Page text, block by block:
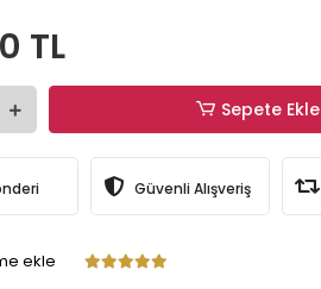
TL
Sepete Ekle
Güvenli Alışveriş
ekle